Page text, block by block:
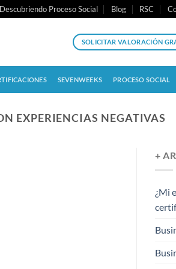
Descubriendo Proceso Social Blog RSC
SOLICITAR VALORACIÓN
SEVENWEEKS PROCESO SOCIAL
EXPERIENCIAS NEGATIVAS
+
¿Mi